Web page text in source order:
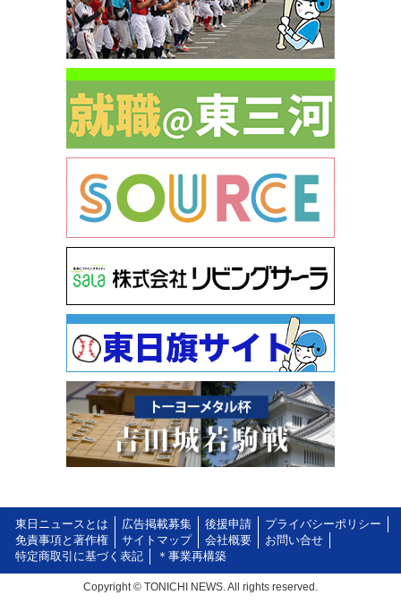
東日ニュースとは 広告掲載募集 後援申請
プライバシーポリシー
免責事項と著作権
サイトマップ 会社概要
お問い合せ
特定商取引に基づく表記
＊事業再構築
Copyright © TONICHI NEWS. All rights reserved.